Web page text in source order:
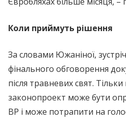
Коли приймуть рішення
За словами Южаніної,
фінального обговорення
після травневих свят. Тільки
законопроект може бути
ВР і може потрапити на